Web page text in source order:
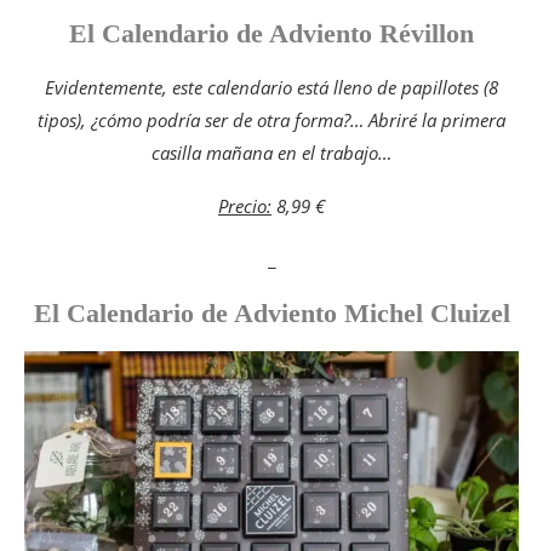
El Calendario de Adviento Révillon
Evidentemente, este calendario está lleno de papillotes (8
tipos), ¿cómo podría ser de otra forma?… Abriré la primera
casilla mañana en el trabajo…
Precio: 8,99 €
El Calendario de Adviento Michel Cluizel